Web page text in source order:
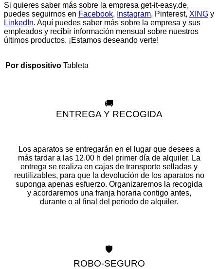
Si quieres saber más sobre la empresa get-it-easy.de,
puedes seguirnos en Facebook, Instagram, Pinterest, XING y
LinkedIn. Aquí puedes saber más sobre la empresa y sus
empleados y recibir información mensual sobre nuestros
últimos productos. ¡Estamos deseando verte!
Por dispositivo Tableta
🚚
ENTREGA Y RECOGIDA
Los aparatos se entregarán en el lugar que desees a
más tardar a las 12.00 h del primer día de alquiler. La
entrega se realiza en cajas de transporte selladas y
reutilizables, para que la devolución de los aparatos no
suponga apenas esfuerzo. Organizaremos la recogida
y acordaremos una franja horaria contigo antes,
durante o al final del periodo de alquiler.
🛡️
ROBO-SEGURO